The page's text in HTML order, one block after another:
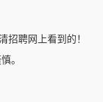
招聘网上看到的！
。